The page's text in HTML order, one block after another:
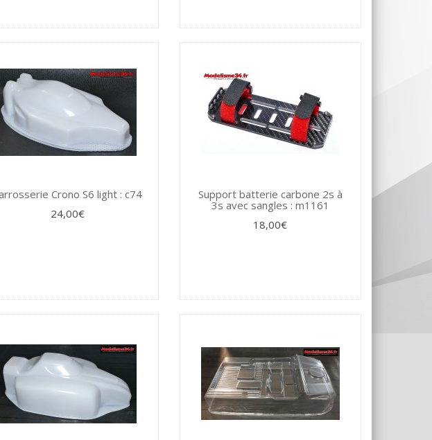
Crono S6 light : c74
24,00€
Support batterie carbone 2s à
3s avec sangles : m1161
18,00€